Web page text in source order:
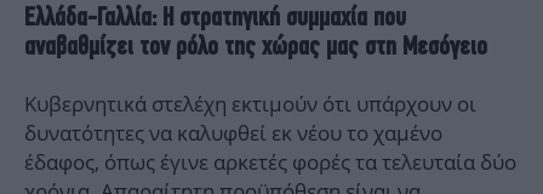
Ελλάδα-Γαλλία: Η στρατηγική συμμαχία που
αναβαθμίζει τον ρόλο της χώρας μας στη Μεσόγειο
Κυβερνητικά στελέχη εκτιμούν ότι υπάρχουν οι
δυνατότητες να καλυφθεί εκ νέου το χαμένο
έδαφος, όπως έγινε αρκετές φορές τα τελευταία δύο